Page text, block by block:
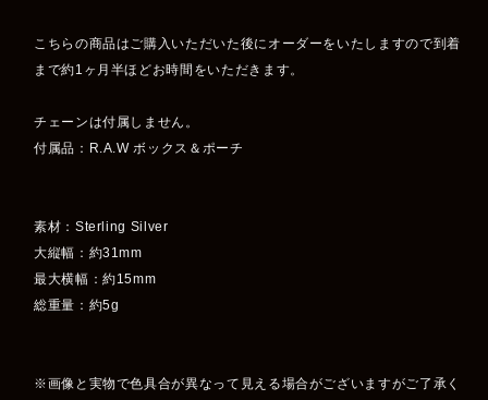
こちらの商品はご購入いただいた後にオーダーをいたしますので到着
まで約1ヶ月半ほどお時間をいただきます。
チェーンは付属しません。
付属品：R.A.W ボックス＆ポーチ
素材：Sterling Silver
大縦幅：約31mm
最大横幅：約15mm
総重量：約5g
※画像と実物で色具合が異なって見える場合がございますがご了承く